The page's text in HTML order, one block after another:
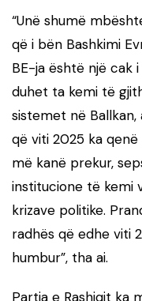
“Unë shumë
që i bën Bashkimi
BE-ja është një cak
duhet ta kemi të
sistemet në
që viti 2025 ka
më kanë prekur,
institucione të kemi
krizave politike.
radhës që edhe viti
humbur”, tha ai.
Partia e Rashiqit ka